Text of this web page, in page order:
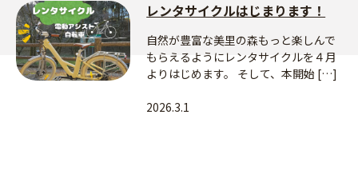
レンタサイクルはじまります！
自然が豊富な美里の森もっと楽しんで
もらえるようにレンタサイクルを４月
よりはじめます。 そして、本開始 […]
2026.3.1